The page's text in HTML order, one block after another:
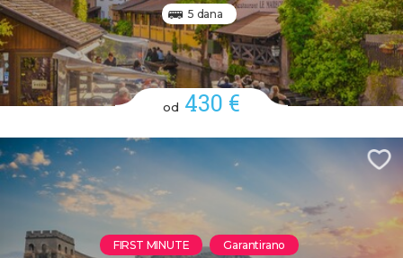
5 dana
od 430 €
FIRST MINUTE Garantirano